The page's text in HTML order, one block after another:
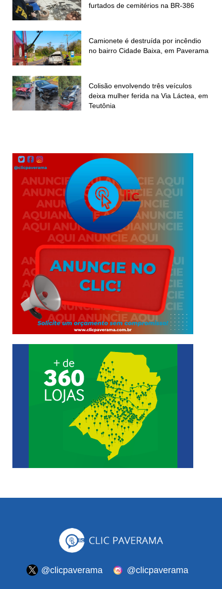
furtados de cemitérios na BR-386
Camionete é destruída por incêndio
no bairro Cidade Baixa, em Paverama
Colisão envolvendo três veículos
deixa mulher ferida na Via Láctea, em
Teutônia
@clicpaverama @clicpaverama